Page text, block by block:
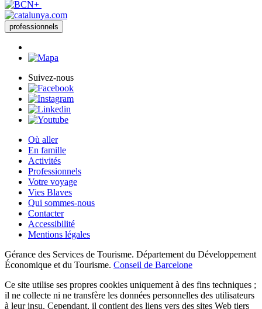
professionnels
Suivez-nous
Où aller
En famille
Activités
Professionnels
Votre voyage
Vies Blaves
Qui sommes-nous
Contacter
Accessibilité
Mentions légales
Gérance des Services de Tourisme. Département du Développement
Économique et du Tourisme. Conseil de Barcelone
Ce site utilise ses propres cookies uniquement à des fins techniques ;
il ne collecte ni ne transfère les données personnelles des utilisateurs
à leur insu. Cependant, il contient des liens vers des sites Web tiers